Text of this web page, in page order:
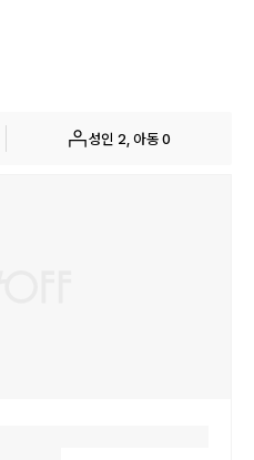
성인 2, 아동 0